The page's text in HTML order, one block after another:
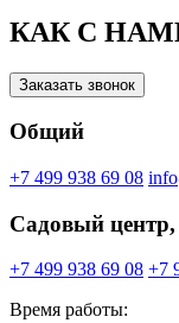
КАК С
Заказать звонок
Общий
+7 499 938 69 08
Садовый
+7 499 938 69 08 +7
Время работы: